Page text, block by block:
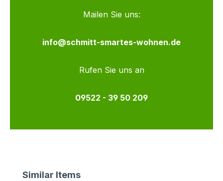
Mailen Sie uns:
info@schmitt-smartes-wohnen.de
Rufen Sie uns an
09522 - 39 50 209
Produktgalerie überspringen
Similar Items